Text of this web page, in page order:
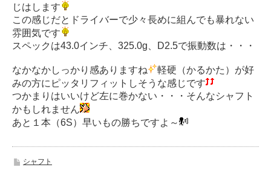
じはします
この感じだとドライバーで少々長めに組んでも暴れない
雰囲気です
スペックは43.0インチ、325.0g、D2.5で振動数は・・・
なかなかしっかり感ありますね
軽硬（かるかた）が好
みの方にピッタリフィットしそうな感じです
つかまりはいいけど左に巻かない・・・そんなシャフト
かもしれません
あと１本（6S）早いもの勝ちですよ～
シャフト